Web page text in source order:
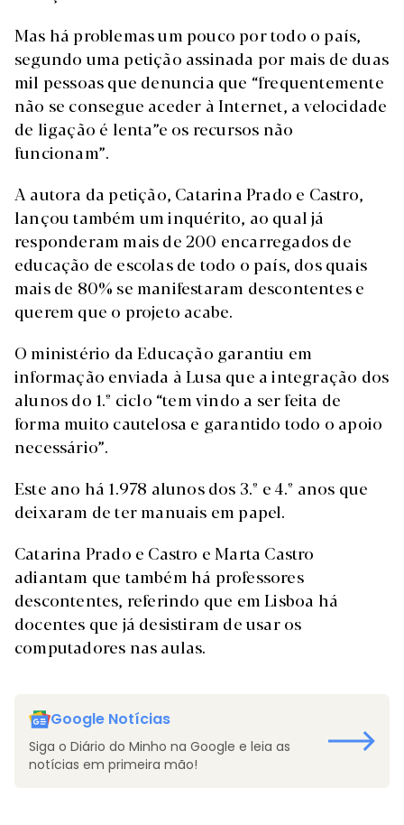
Mas há problemas um pouco por todo o país,
segundo uma petição assinada por mais de duas
mil pessoas que denuncia que “frequentemente
não se consegue aceder à Internet, a velocidade
de ligação é lenta”e os recursos não
funcionam”.
A autora da petição, Catarina Prado e Castro,
lançou também um inquérito, ao qual já
responderam mais de 200 encarregados de
educação de escolas de todo o país, dos quais
mais de 80% se manifestaram descontentes e
querem que o projeto acabe.
O ministério da Educação garantiu em
informação enviada à Lusa que a integração dos
alunos do 1.º ciclo “tem vindo a ser feita de
forma muito cautelosa e garantido todo o apoio
necessário”.
Este ano há 1.978 alunos dos 3.º e 4.º anos que
deixaram de ter manuais em papel.
Catarina Prado e Castro e Marta Castro
adiantam que também há professores
descontentes, referindo que em Lisboa há
docentes que já desistiram de usar os
computadores nas aulas.
Google Notícias
Siga o Diário do Minho na Google e leia as
notícias em primeira mão!